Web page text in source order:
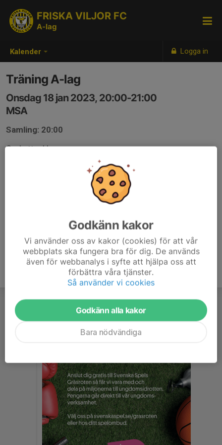
Kalender Logga in
FRISKA VILJOR FC
A-lag
Träning A-lag
Onsdag 18 jan 2023, 20:00-21:00
MSA
Samling: 20:00
Ombytt o klar
Godkänn kakor
Vi använder oss av kakor (cookies) för att vår
webbplats ska fungera bra för dig. De används
även för webbanalys i syfte att hjälpa oss att
förbättra våra tjänster.
Så använder vi cookies
Godkänn alla kakor
Bara nödvändiga